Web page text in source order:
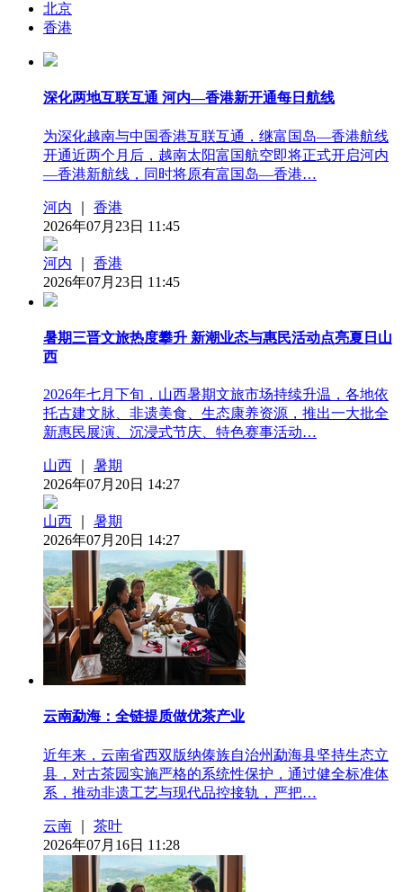
北京
香港
深化两地互联互通 河内—香港新开通每日航线
为深化越南与中国香港互联互通，继富国岛—香港航线
开通近两个月后，越南太阳富国航空即将正式开启河内
—香港新航线，同时将原有富国岛—香港…
河内
香港
2026年07月23日 11:45
河内
香港
2026年07月23日 11:45
暑期三晋文旅热度攀升 新潮业态与惠民活动点亮夏日山
西
2026年七月下旬，山西暑期文旅市场持续升温，各地依
托古建文脉、非遗美食、生态康养资源，推出一大批全
新惠民展演、沉浸式节庆、特色赛事活动…
山西
暑期
2026年07月20日 14:27
山西
暑期
2026年07月20日 14:27
云南勐海：全链提质做优茶产业
近年来，云南省西双版纳傣族自治州勐海县坚持生态立
县，对古茶园实施严格的系统性保护，通过健全标准体
系，推动非遗工艺与现代品控接轨，严把…
云南
茶叶
2026年07月16日 11:28